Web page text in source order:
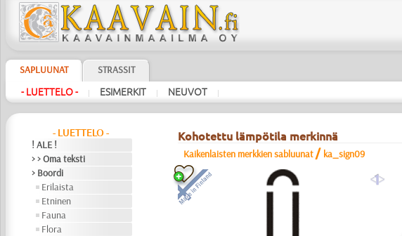
SAPLUUNAT STRASSIT
- LUETTELO - | ESIMERKIT | NEUVOT |
- LUETTELO -
! ALE !
> > Oma teksti
> Boordi
Erilaista
Etninen
Fauna
Flora
Kohotettu lämpötila merkinnä
Kaikenlaisten merkkien sabluunat / ka_sign09
a